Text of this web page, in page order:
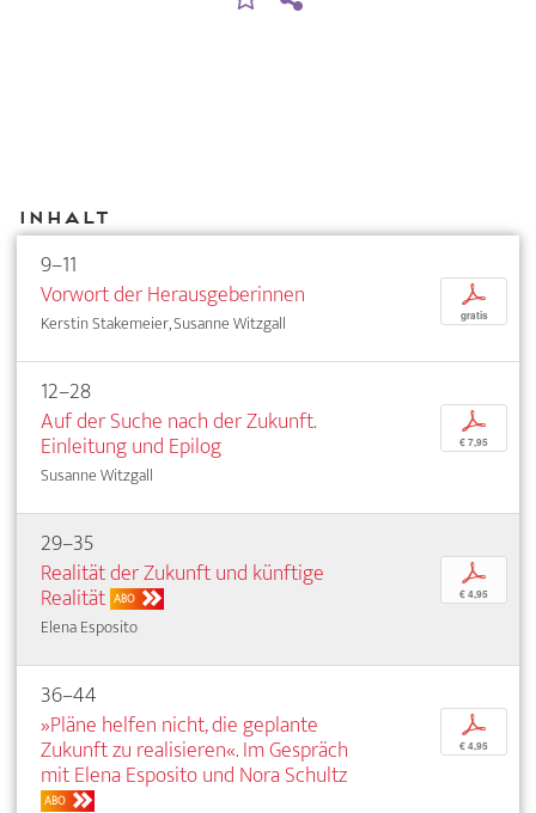
Inhalt
9–11
Vorwort der Herausgeberinnen
Kerstin Stakemeier, Susanne Witzgall
p
gratis
12–28
Auf der Suche nach der Zukunft.
Einleitung und Epilog
Susanne Witzgall
p
€ 7,95
29–35
Realität der Zukunft und künftige
Realität ABO
Elena Esposito
p
€ 4,95
36–44
»Pläne helfen nicht, die geplante
Zukunft zu realisieren«. Im Gespräch
mit Elena Esposito und Nora Schultz
ABO
p
€ 4,95